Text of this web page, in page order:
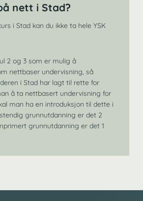
nett i Stad?
i Stad kan du ikke ta hele YSK
2 og 3 som er mulig å
nettbaser undervisning, så
i Stad har lagt til rette for
å ta nettbasert undervisning for
man ha en introduksjon til dette i
grunnutdanning er det 2
grunnutdanning er det 1